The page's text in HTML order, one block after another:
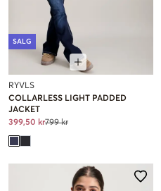
SALG
RYVLS
COLLARLESS LIGHT PADDED
JACKET
399,50 kr799 kr